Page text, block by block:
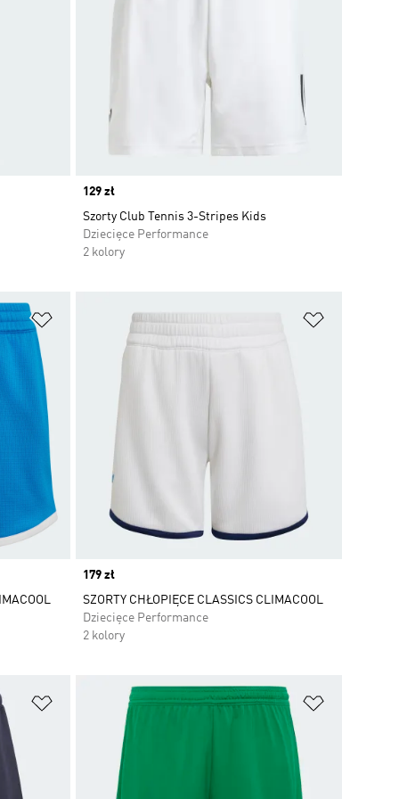
Price
129 zł
Szorty Club Tennis 3-Stripes Kids
Dziecięce Performance
2 kolory
Dodaj do listy życzeń
Price
179 zł
SZORTY CHŁOPIĘCE CLASSICS CLIMACOOL
Dziecięce Performance
2 kolory
Dodaj do listy życzeń